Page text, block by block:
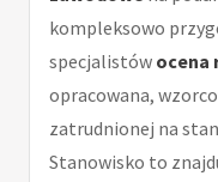
kompleksowo
specjalistów ocena
opracowana,
zatrudnionej na
Stanowisko to